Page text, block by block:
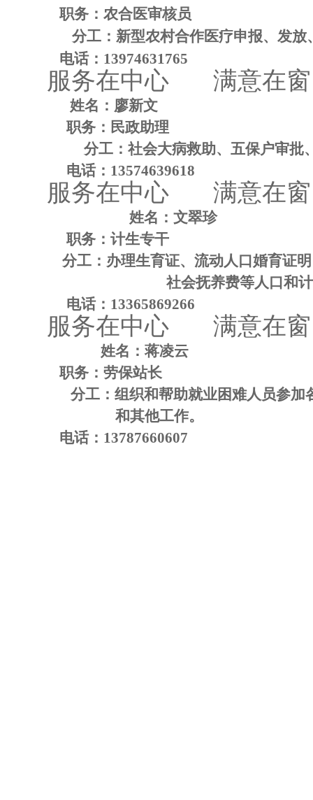
职务：农合医审核员
分工：新型农村合作医疗申报、发放
电话： 13974631765
服务在中心 满意在
姓名：廖新文
职务：民政助理
分工：社会大病救助、五保户审批
电话： 13574639618
服务在中心 满意在
姓名：文翠珍
职务：计生专干
分工：办理生育证、流动人口婚育证
社会抚养费等人口和
电话： 13365869266
服务在中心 满意在
姓名：蒋凌云
职务：劳保站长
分工：组织和帮助就业困难人员参
和其他工作。
电话： 13787660607